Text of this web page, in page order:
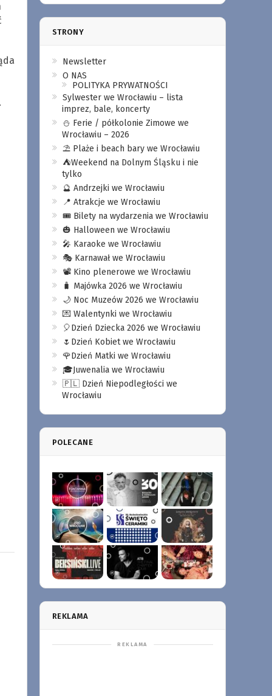
STRONY
Newsletter
O NAS
POLITYKA PRYWATNOŚCI
Sylwester we Wrocławiu – lista
imprez, bale, koncerty
⛄️ Ferie / półkolonie Zimowe we
Wrocławiu – 2026
⛱️ Plaże i beach bary we Wrocławiu
⛺️Weekend na Dolnym Śląsku i nie
tylko
🔮 Andrzejki we Wrocławiu
📍 Atrakcje we Wrocławiu
🎟️ Bilety na wydarzenia we Wrocławiu
🎃 Halloween we Wrocławiu
🎤 Karaoke we Wrocławiu
🎭 Karnawał we Wrocławiu
📽️ Kino plenerowe we Wrocławiu
🧳 Majówka 2026 we Wrocławiu
🌙 Noc Muzeów 2026 we Wrocławiu
💌 Walentynki we Wrocławiu
🎈Dzień Dziecka 2026 we Wrocławiu
🌷Dzień Kobiet we Wrocławiu
🌹Dzień Matki we Wrocławiu
🎓Juwenalia we Wrocławiu
🇵🇱 Dzień Niepodległości we
Wrocławiu
POLECANE
REKLAMA